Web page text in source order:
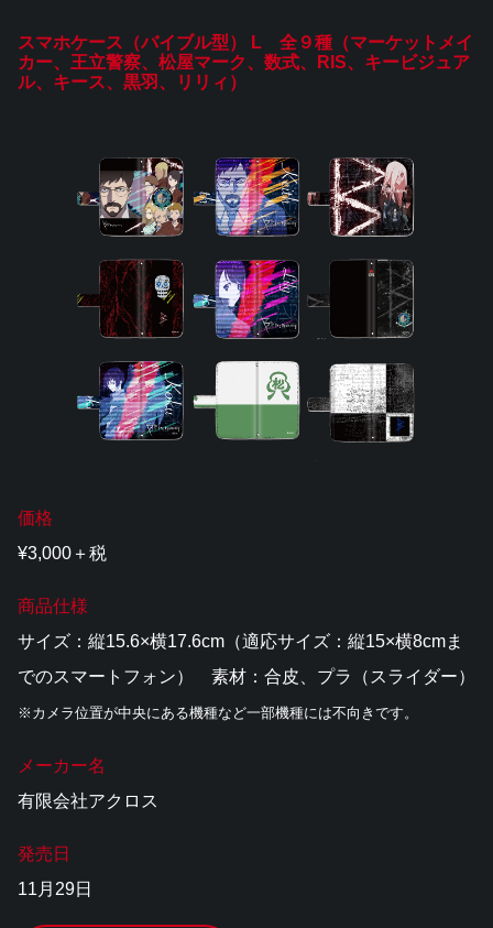
スマホケース（バイブル型） L 全９種（マーケットメイ
カー、王立警察、松屋マーク、数式、RIS、キービジュア
ル、キース、黒羽、リリィ）
価格
¥3,000＋税
商品仕様
サイズ：縦15.6×横17.6cm（適応サイズ：縦15×横8cmま
でのスマートフォン） 素材：合皮、プラ（スライダー）
※カメラ位置が中央にある機種など一部機種には不向きです。
メーカー名
有限会社アクロス
発売日
11月29日